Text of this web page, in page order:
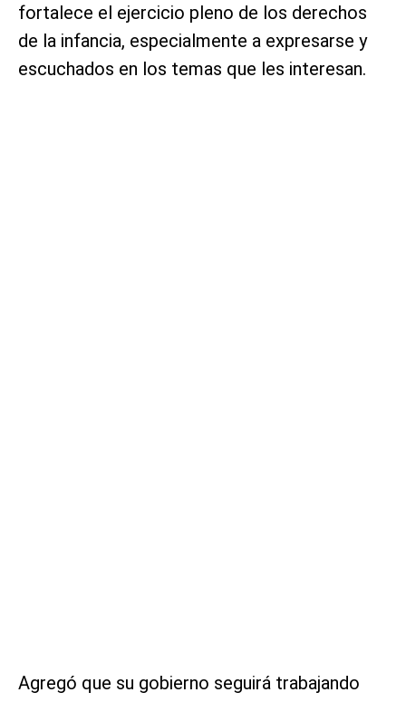
fortalece el ejercicio pleno de los derechos
de la infancia, especialmente a expresarse y
escuchados en los temas que les interesan.
Agregó que su gobierno seguirá trabajando